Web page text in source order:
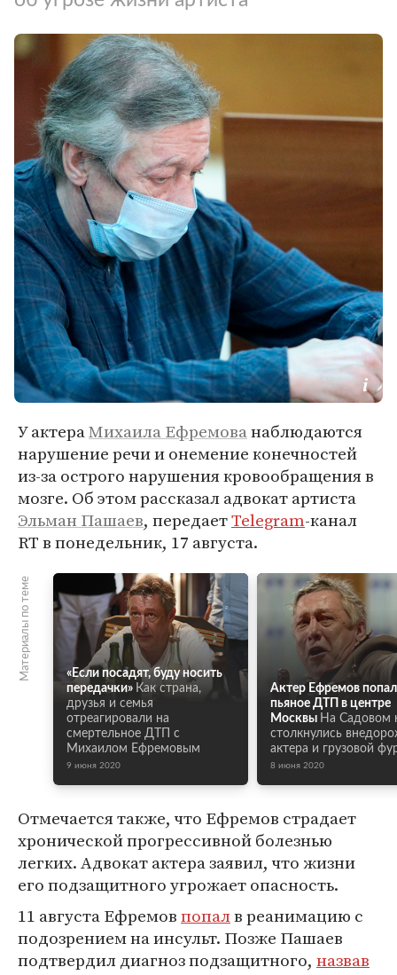
У актераМихаила Ефремованаблюдаются
нарушение речи и онемение конечностей
из-за острого нарушения кровообращения в
мозге. Об этом рассказал адвокат артиста
Эльман Пашаев, передаетTelegram-канал
RT в понедельник, 17 августа.
Материалы по теме
«Если посадят, буду носить
передачки» Как страна,
друзья и семья
отреагировали на
смертельное ДТП с
Михаилом Ефремовым
9 июня 2020
Актер Ефремов
пьяное ДТП в центре
Москвы На Садовом
столкнулись
актера и грузовой
8 июня 2020
Отмечается также, что Ефремов страдает
хронической прогрессивной болезнью
легких. Адвокат актера заявил, что жизни
его подзащитного угрожает опасность.
11 августа Ефремовпопалв реанимацию с
подозрением на инсульт. Позже Пашаев
подтвердил диагноз подзащитного, назвав